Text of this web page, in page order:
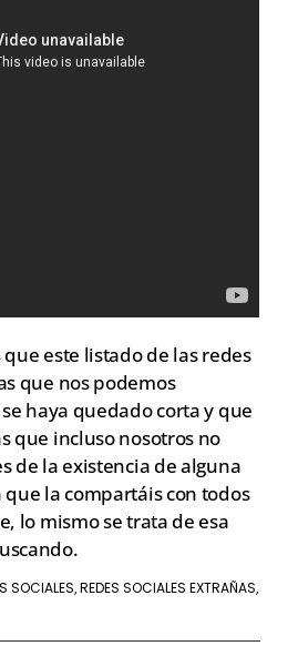
este listado de las redes
que nos podemos
haya quedado corta y que
que incluso nosotros no
de la existencia de alguna
la compartáis con todos
lo mismo se trata de esa
SOCIALES, REDES SOCIALES EXTRAÑAS,